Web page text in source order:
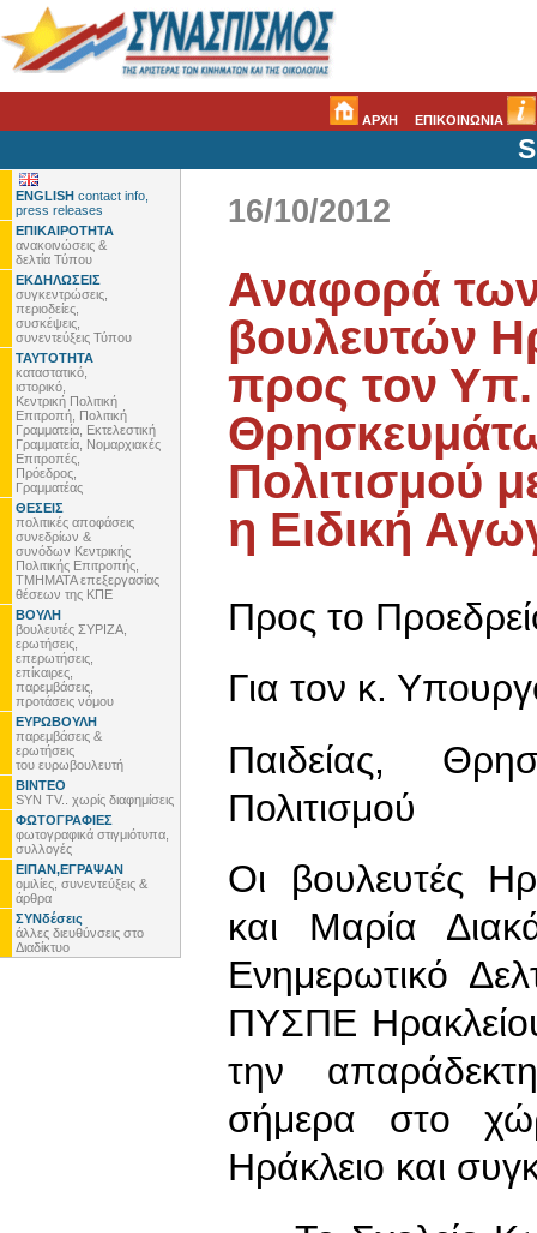
ΑΡΧΗ ΕΠΙΚΟΙΝΩΝΙΑ
ENGLISH contact info,
press releases
ΕΠΙΚΑΙΡΟΤΗΤΑ
ανακοινώσεις &
δελτία Τύπου
ΕΚΔΗΛΩΣΕΙΣ
συγκεντρώσεις,
περιοδείες,
συσκέψεις,
συνεντεύξεις Τύπου
ΤΑΥΤΟΤΗΤΑ
καταστατικό,
ιστορικό,
Κεντρική Πολιτική
Επιτροπή, Πολιτική
Γραμματεία, Εκτελεστική
Γραμματεία, Νομαρχιακές
Επιτροπές,
Πρόεδρος,
Γραμματέας
ΘΕΣΕΙΣ
πολιτικές αποφάσεις
συνεδρίων &
συνόδων Κεντρικής
Πολιτικής Επιτροπής,
ΤΜΗΜΑΤΑ επεξεργασίας
θέσεων της ΚΠΕ
ΒΟΥΛΗ
βουλευτές ΣΥΡΙΖΑ,
ερωτήσεις,
επερωτήσεις,
επίκαιρες,
παρεμβάσεις,
προτάσεις νόμου
ΕΥΡΩΒΟΥΛΗ
παρεμβάσεις &
ερωτήσεις
του ευρωβουλευτή
ΒΙΝΤΕΟ
SYN TV.. χωρίς διαφημίσεις
ΦΩΤΟΓΡΑΦΙΕΣ
φωτογραφικά στιγμιότυπα,
συλλογές
ΕΙΠΑΝ,ΕΓΡΑΨΑΝ
ομιλίες, συνεντεύξεις &
άρθρα
ΣΥΝδέσεις
άλλες διευθύνσεις στο
Διαδίκτυο
16/10/2012
Αναφορά
βουλευτών
προς τον Υπ.
Πολιτισμού
η Ειδική
Προς το
Για τον κ.
Παιδείας,
Πολιτισμού
Οι βουλευτές
και Μαρία
Ενημερωτικό
ΠΥΣΠΕ
την
σήμερα στο
Ηράκλειο και